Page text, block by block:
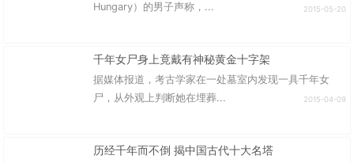
Hungary）的男子声称，...
2015-05-20
千年女尸身上竟戴有神秘黄金十字架
据媒体报道，考古学家在一处墓室内发现一具千年女
尸，从外观上判断她在埋葬...
2015-04-09
历经千年而不倒 揭中国古代十大名塔